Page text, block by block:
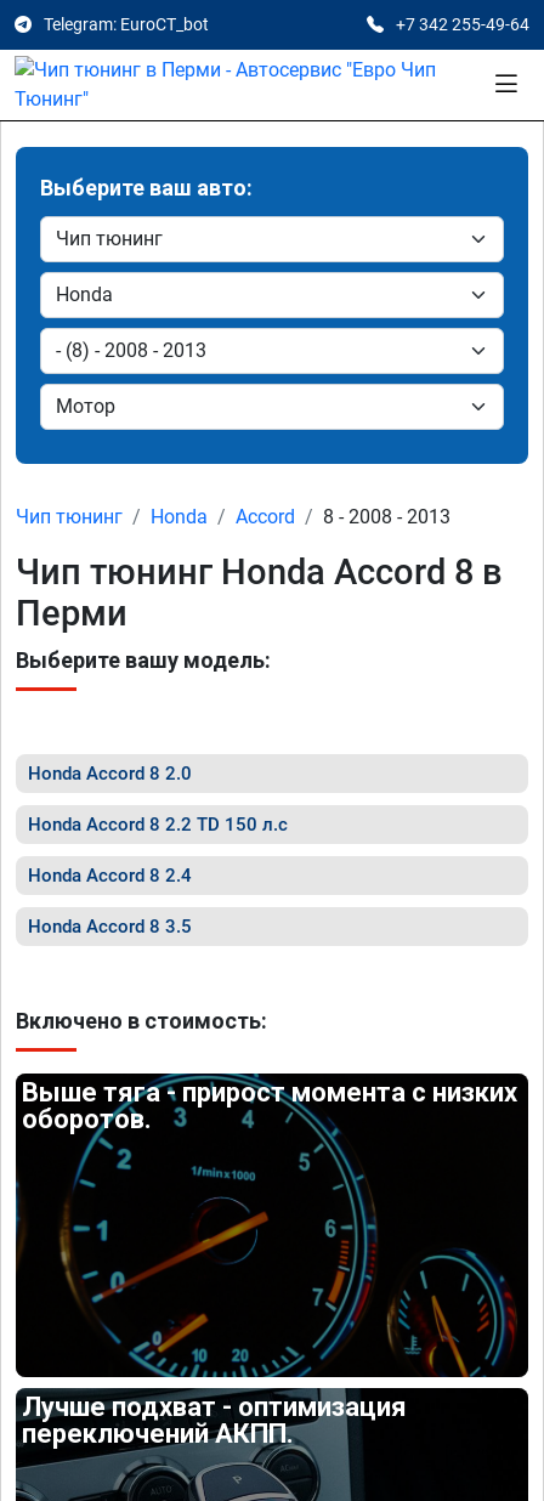
Telegram: EuroCT_bot +7 342 255-49-64
Выберите ваш авто:
Чип тюнинг Honda Accord 8 - 2008 - 2013
Чип тюнинг Honda Accord 8 в
Перми
Выберите вашу модель:
Honda Accord 8 2.0
Honda Accord 8 2.2 TD 150 л.с
Honda Accord 8 2.4
Honda Accord 8 3.5
Включено в стоимость:
Выше тяга - прирост момента с низких
оборотов.
Лучше подхват - оптимизация
переключений АКПП.